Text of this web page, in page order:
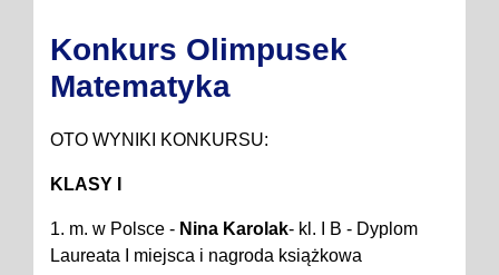
Konkurs Olimpusek
Matematyka
OTO WYNIKI KONKURSU:
KLASY I
1. m. w Polsce - Nina Karolak- kl. I B - Dyplom
Laureata I miejsca i nagroda książkowa